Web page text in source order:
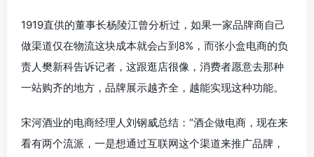
1919直供的董事长杨陵江曾分析过，如果一家品牌商自己
做渠道仅在物流这块成本就会占到8%，而张小盒电商的负
责人樊新科告诉记者，这跟逛店很像，消费者愿意去那种
一站购齐的地方，品牌展示越齐全，越能实现这种功能。
宋河酒业的电商经理人刘钢威总结：“酒企做电商，现在来
看有两个流派，一是想通过互联网这个渠道来推广品牌，